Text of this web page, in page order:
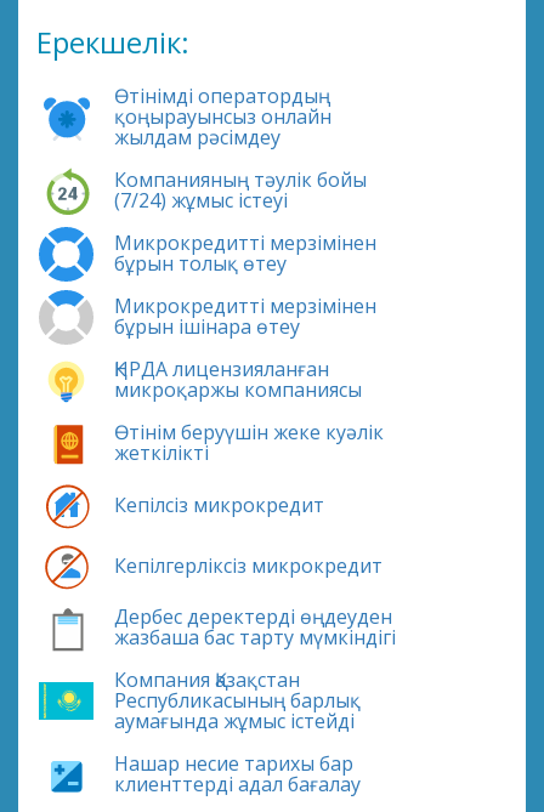
Ерекшелік:
Өтінімді оператордың
қоңырауынсыз онлайн
жылдам рәсімдеу
Компанияның тәулік бойы
(7/24) жұмыс істеуі
Микрокредитті мерзімінен
бұрын толық өтеу
Микрокредитті мерзімінен
бұрын ішінара өтеу
ҚНРДА лицензияланған
микроқаржы компаниясы
Өтінім беруүшін жеке куәлік
жеткілікті
Кепілсіз микрокредит
Кепілгерліксіз микрокредит
Дербес деректерді өңдеуден
жазбаша бас тарту мүмкіндігі
Компания Қазақстан
Республикасының барлық
аумағында жұмыс істейді
Нашар несие тарихы бар
клиенттерді адал бағалау